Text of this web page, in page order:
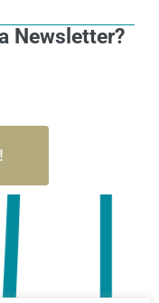
Newsletter?